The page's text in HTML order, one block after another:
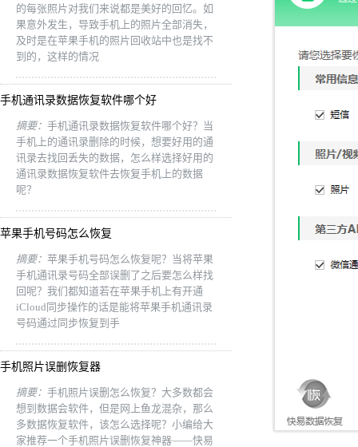
的每张照片对我们来说都是美好的回忆。如
果意外发生，导致手机上的照片全部消失，
及时是在苹果手机的照片回收站中也是找不
到的，这样的情况
手机通讯录数据恢复软件哪个好
摘要： 手机通讯录数据恢复软件哪个好？当
手机上的通讯录删除的时候，想要好用的通
讯录去找回丢失的数据，怎么样选择好用的
通讯录数据恢复软件去恢复手机上的数据
呢？
苹果手机号码怎么恢复
摘要： 苹果手机号码怎么恢复呢？当将苹果
手机通讯录号码全部误删了之后要怎么样找
回呢？我们都知道若在苹果手机上有开通
iCloud同步操作的话是能将苹果手机通讯录
号码通过同步恢复到手
手机照片误删恢复器
摘要： 手机照片误删怎么恢复？大多数都会
想到数据会软件，但是网上鱼龙混杂，那么
多数据恢复软件，该怎么选择呢？小编给大
家推荐一个手机照片误删恢复神器——快易